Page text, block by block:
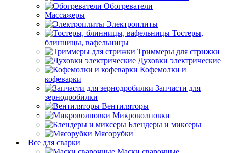
Обогреватели
Массажеры
Электроплиты
Тостеры,
блинницы, вафельницы
Триммеры для стрижки
Духовки электрические
Кофемолки и
кофеварки
Запчасти для
зернодробилки
Вентиляторы
Микроволновки
Блендеры и миксеры
Мясорубки
Все для сварки